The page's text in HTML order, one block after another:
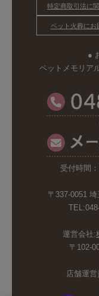
特定商取引法に
ペット火葬にお
●
ペットメモリア
受付時間
〒337-0051
運営会社:
〒102-
店舗運